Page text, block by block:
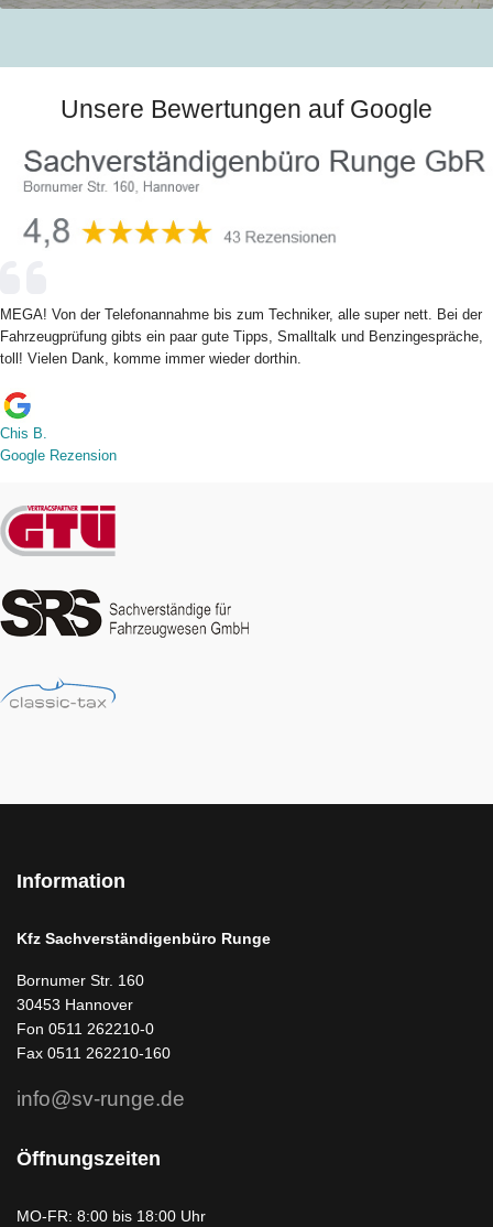
Unsere Bewertungen auf Google
MEGA! Von der Telefonannahme bis zum Techniker, alle super nett. Bei der
Fahrzeugprüfung gibts ein paar gute Tipps, Smalltalk und Benzingespräche,
toll! Vielen Dank, komme immer wieder dorthin.
Chis B.
Google Rezension
Information
Kfz Sachverständigenbüro Runge
Bornumer Str. 160
30453 Hannover
Fon 0511 262210-0
Fax 0511 262210-160
info@sv-runge.de
Öffnungszeiten
MO-FR: 8:00 bis 18:00 Uhr